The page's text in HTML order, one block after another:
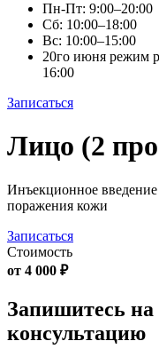
Пн-Пт: 9:00–20:00
Сб: 10:00–18:00
Вс: 10:00–15:00
20го июня режим
16:00
Записаться
Skip
to
Лицо (2
Инъекционное введение
поражения кожи
Записаться
Стоимость
от 4 000 ₽
Запишитесь
консультацию